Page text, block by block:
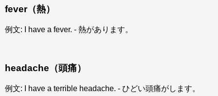
fever（熱）
例文: I have a fever. - 熱があります。
headache（頭痛）
例文: I have a terrible headache. - ひどい頭痛がします。